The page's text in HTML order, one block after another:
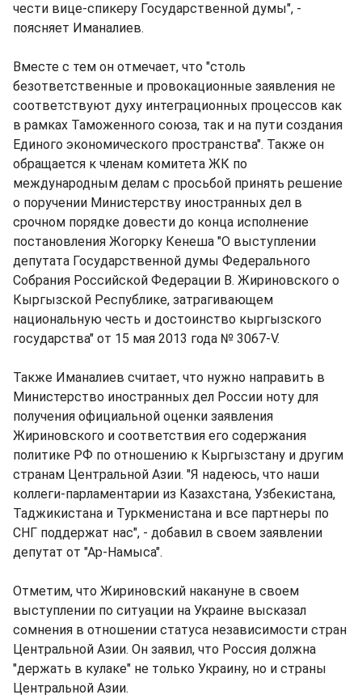
чести вице-спикеру Государственной думы", -
поясняет Иманалиев.
Вместе с тем он отмечает, что "столь
безответственные и провокационные заявления не
соответствуют духу интеграционных процессов как
в рамках Таможенного союза, так и на пути создания
Единого экономического пространства". Также он
обращается к членам комитета ЖК по
международным делам с просьбой принять решение
о поручении Министерству иностранных дел в
срочном порядке довести до конца исполнение
постановления Жогорку Кенеша "О выступлении
депутата Государственной думы Федерального
Собрания Российской Федерации В. Жириновского о
Кыргызской Республике, затрагивающем
национальную честь и достоинство кыргызского
государства" от 15 мая 2013 года № 3067-V.
Также Иманалиев считает, что нужно направить в
Министерство иностранных дел России ноту для
получения официальной оценки заявления
Жириновского и соответствия его содержания
политике РФ по отношению к Кыргызстану и другим
странам Центральной Азии. "Я надеюсь, что наши
коллеги-парламентарии из Казахстана, Узбекистана,
Таджикистана и Туркменистана и все партнеры по
СНГ поддержат нас", - добавил в своем заявлении
депутат от "Ар-Намыса".
Отметим, что Жириновский накануне в своем
выступлении по ситуации на Украине высказал
сомнения в отношении статуса независимости стран
Центральной Азии. Он заявил, что Россия должна
"держать в кулаке" не только Украину, но и страны
Центральной Азии.